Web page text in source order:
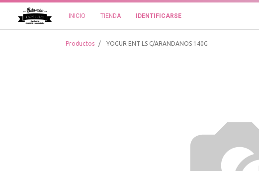
INICIO TIENDA IDENTIFICARSE
Productos YOGUR ENT LS C/ARANDANOS 140G